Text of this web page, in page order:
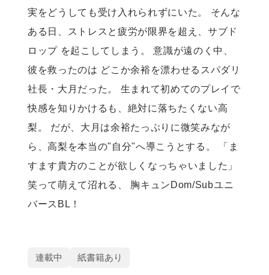
実をどうしても受け入れられずにいた。 そんな
ある日、ストレスと疲労が限界を超え、サブド
ロップ を起こしてしまう。 意識が遠のく中、
彼を救ったのは どこか余裕を漂わせるスパダリ
社長・大月だった。 生まれて初めてのプレイで
快感を知りかけるも、絶対に落ちたくない高
梨。 だが、大月は余裕たっぷりに微笑みなが
ら、高梨を本当の"自分"へ導こうとする。 「ま
すます貴方のことが欲しくなっちゃいました」
笑って萌えて沼れる、 胸キュンDom/Subユニ
バースBL！
連載中 紙書籍あり